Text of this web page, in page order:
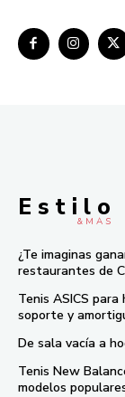
E s t i l o
& M À S
¿Te imaginas
restaurantes de
Tenis ASICS
soporte y
De sala vacía a
Tenis New
modelos